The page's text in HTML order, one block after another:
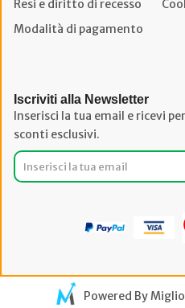
Resi e diritto di recesso
Modalità di pagamento
Iscriviti alla Newsletter
Inserisci la tua email e ricevi
sconti esclusivi.
Powered By